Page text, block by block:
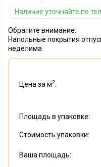
Наличие уточняйте по
Обратите внимание:
Напольные покрытия
неделима
Цена за м2:
Площадь в упаковке:
Стоимость упаковки:
Ваша площадь: